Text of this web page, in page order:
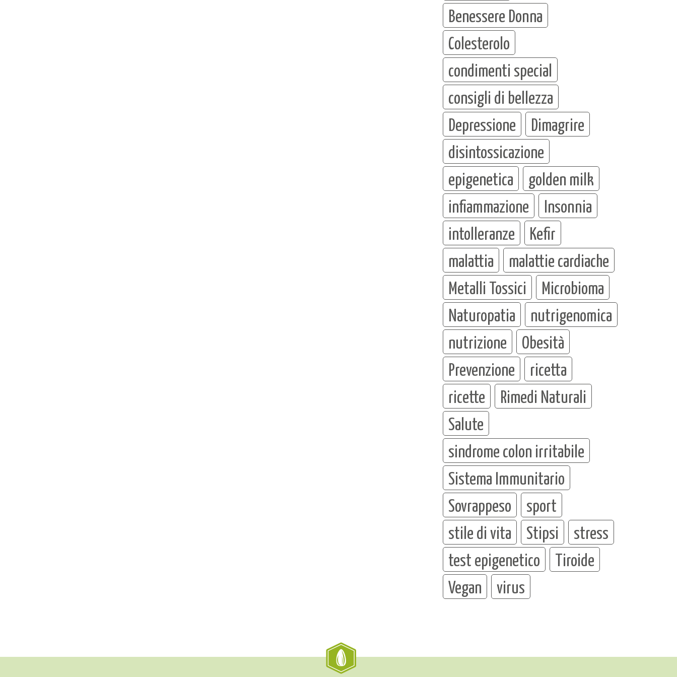
Benessere Donna
Colesterolo
condimenti special
consigli di bellezza
Depressione
Dimagrire
disintossicazione
epigenetica
golden milk
infiammazione
Insonnia
intolleranze
Kefir
malattia
malattie cardiache
Metalli Tossici
Microbioma
Naturopatia
nutrigenomica
nutrizione
Obesità
Prevenzione
ricetta
ricette
Rimedi Naturali
Salute
sindrome colon irritabile
Sistema Immunitario
Sovrappeso
sport
stile di vita
Stipsi
stress
test epigenetico
Tiroide
Vegan
virus